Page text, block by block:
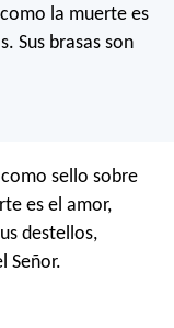
la muerte es
Sus brasas son
como sello sobre
es el amor,
destellos,
Señor.